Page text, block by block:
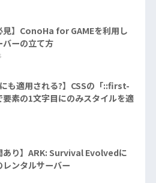
見】ConoHa for GAMEを利用し
バーの立て方
にも適用される?】CSSの「::first-
素の1文字目にのみスタイルを適
あり】ARK: Survival Evolvedに
レンタルサーバー